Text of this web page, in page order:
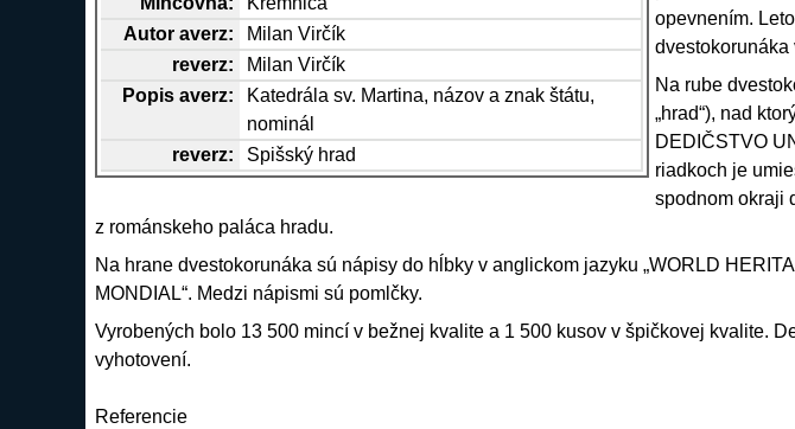
Autor averz:
Milan Virčík
reverz:
Milan Virčík
Popis averz:
Katedrála sv. Martina, názov a znak štátu,
nominál
reverz: Spišský hrad
opevnením.
dvestokorunáka
Na rube
„hrad“), nad
DEDIČSTVO
riadkoch je
spodnom okraji
z románskeho paláca hradu.
Na hrane dvestokorunáka sú nápisy do hĺbky v anglickom jazyku „WORLD
MONDIAL“. Medzi nápismi sú pomlčky.
Vyrobených bolo 13 500 mincí v bežnej kvalite a 1 500 kusov v špičkovej kvalite.
vyhotovení.
Referencie